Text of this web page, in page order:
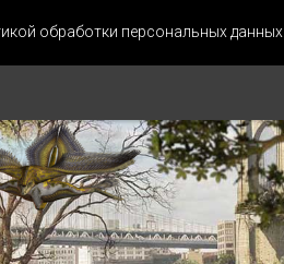
обработки персональных данных.